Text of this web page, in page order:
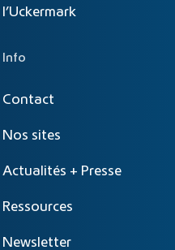
l’Uckermark
Info
Contact
Nos sites
Actualités + Presse
Ressources
Newsletter